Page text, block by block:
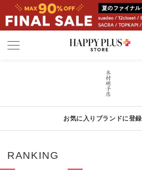
お気に入りブランドに登録